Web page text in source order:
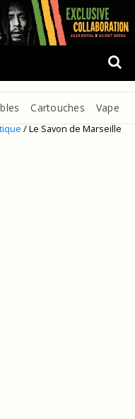
Cartouches Vape
/ Le Savon de Marseille